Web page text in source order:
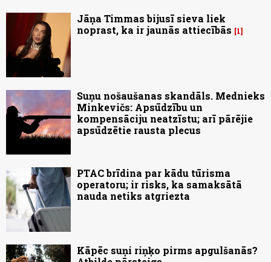
Jāņa Timmas bijusī sieva liek
noprast, ka ir jaunās attiecībās
1
Suņu nošaušanas skandāls. Mednieks
Minkevičs: Apsūdzību un
kompensāciju neatzīstu; arī pārējie
apsūdzētie rausta plecus
PTAC brīdina par kādu tūrisma
operatoru; ir risks, ka samaksātā
nauda netiks atgriezta
Kāpēc suņi riņķo pirms apgulšanās?